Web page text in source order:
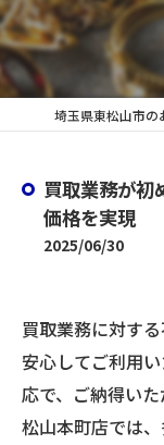
買取業務が初
価格を実現
2025/06/30
買取業務に対す
安心してご利用
応で、ご納得い
松山本町店では